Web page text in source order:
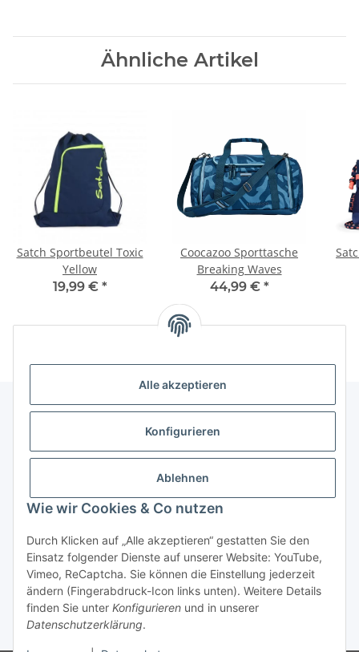
Alle akzeptieren
Konfigurieren
Ablehnen
Wie wir Cookies & Co nutzen
Durch Klicken auf „Alle akzeptieren“ gestatten Sie den
Einsatz folgender Dienste auf unserer Website: YouTube,
Vimeo, ReCaptcha. Sie können die Einstellung jederzeit
ändern (Fingerabdruck-Icon links unten). Weitere Details
finden Sie unter Konfigurieren und in unserer
Datenschutzerklärung.
Ähnliche Artikel
Satch Sportbeutel Toxic
Yellow
19,99 € *
Coocazoo Sporttasche
Breaking Waves
44,99 € *
Gesetzliche Informationen
Vertrag widerrufen
* Alle Preise inkl. gesetzlicher USt., zzgl.